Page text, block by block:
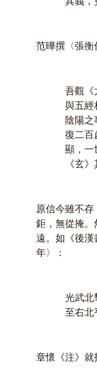
范曄撰〈張衡
吾觀《
與五經
陰陽之
復二百
顯，一
《玄
原信今雖不
鉅，無從掩
遠。如《後漢
年〉：
光武北
至右北
章懷《注》就